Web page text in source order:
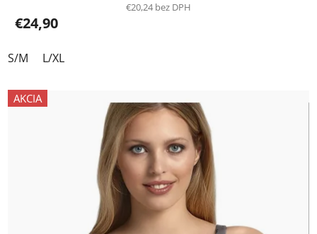
€20,24 bez DPH
€24,90
S/M L/XL
AKCIA